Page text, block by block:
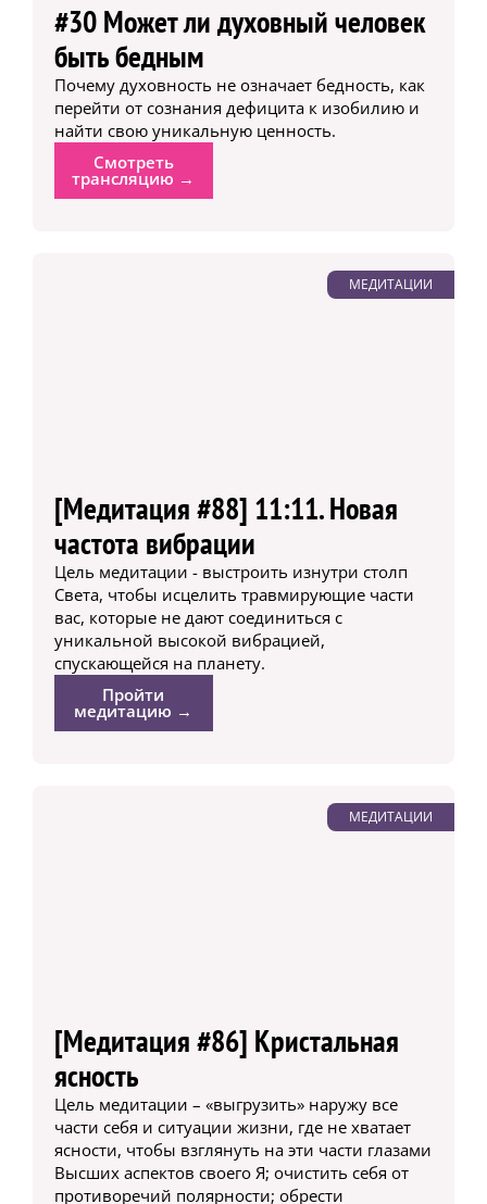
#30 Может ли духовный человек
быть бедным
Почему духовность не означает бедность, как
перейти от сознания дефицита к изобилию и
найти свою уникальную ценность.
Смотреть
трансляцию →
МЕДИТАЦИИ
[Медитация #88] 11:11. Новая
частота вибрации
Цель медитации - выстроить изнутри столп
Света, чтобы исцелить травмирующие части
вас, которые не дают соединиться с
уникальной высокой вибрацией,
спускающейся на планету.
Пройти
медитацию →
МЕДИТАЦИИ
[Медитация #86] Кристальная
ясность
Цель медитации – «выгрузить» наружу все
части себя и ситуации жизни, где не хватает
ясности, чтобы взглянуть на эти части глазами
Высших аспектов своего Я; очистить себя от
противоречий полярности; обрести